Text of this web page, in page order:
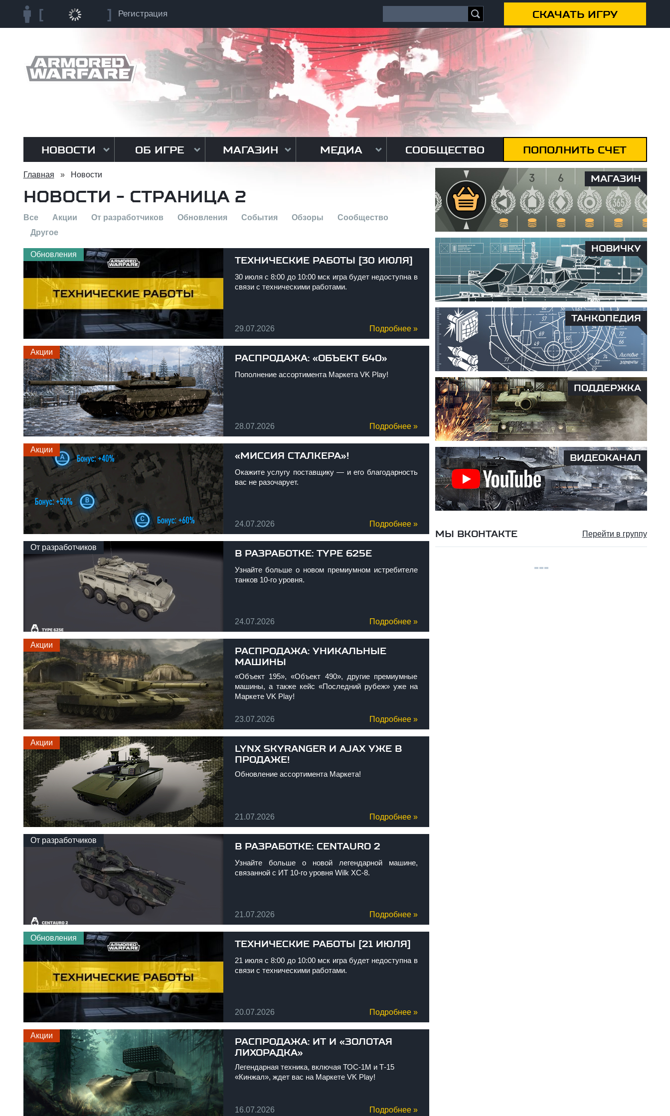
Регистрация СКАЧАТЬ ИГРУ
НОВОСТИ ОБ ИГРЕ МАГАЗИН МЕДИА СООБЩЕСТВО ПОПОЛНИТЬ СЧЕТ
Главная » Новости
НОВОСТИ - СТРАНИЦА 2
Все Акции От разработчиков Обновления События Обзоры
Сообщество
Другое
Подробнее »
ТЕХНИЧЕСКИЕ РАБОТЫ [30 ИЮЛЯ]
29.07.2026
30 июля с 8:00 до 10:00 мск игра будет недоступна в
связи с техническими работами.
Обновления
Подробнее »
РАСПРОДАЖА: «ОБЪЕКТ 640»
28.07.2026
Пополнение ассортимента Маркета VK Play!
Акции
Подробнее »
«МИССИЯ СТАЛКЕРА»!
24.07.2026
Окажите услугу поставщику — и его благодарность
вас не разочарует.
Акции
Подробнее »
В РАЗРАБОТКЕ: TYPE 625E
24.07.2026
Узнайте больше о новом премиумном истребителе
танков 10-го уровня.
От разработчиков
Подробнее »
РАСПРОДАЖА: УНИКАЛЬНЫЕ
МАШИНЫ
23.07.2026
«Объект 195», «Объект 490», другие премиумные
машины, а также кейс «Последний рубеж» уже на
Маркете VK Play!
Акции
Подробнее »
LYNX SKYRANGER И AJAX УЖЕ В
ПРОДАЖЕ!
21.07.2026
Обновление ассортимента Маркета!
Акции
Подробнее »
В РАЗРАБОТКЕ: CENTAURO 2
21.07.2026
Узнайте больше о новой легендарной машине,
связанной с ИТ 10-го уровня Wilk XC-8.
От разработчиков
Подробнее »
ТЕХНИЧЕСКИЕ РАБОТЫ [21 ИЮЛЯ]
20.07.2026
21 июля с 8:00 до 10:00 мск игра будет недоступна в
связи с техническими работами.
Обновления
Подробнее »
РАСПРОДАЖА: ИТ И «ЗОЛОТАЯ
ЛИХОРАДКА»
16.07.2026
Легендарная техника, включая ТОС-1М и Т-15
«Кинжал», ждет вас на Маркете VK Play!
Акции
МАГАЗИН
НОВИЧКУ
ТАНКОПЕДИЯ
ПОДДЕРЖКА
ВИДЕОКАНАЛ
МЫ ВКОНТАКТЕ Перейти в группу